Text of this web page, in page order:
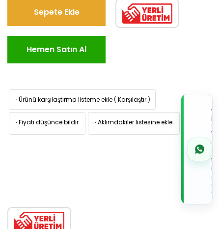
Sepete Ekle
Hemen Satın Al
·Ürünü karşılaştırma listeme ekle ( Karşılaştır )
·Fiyatı düşünce bildir ·Aklımdakiler listesine ekle
İLE
de